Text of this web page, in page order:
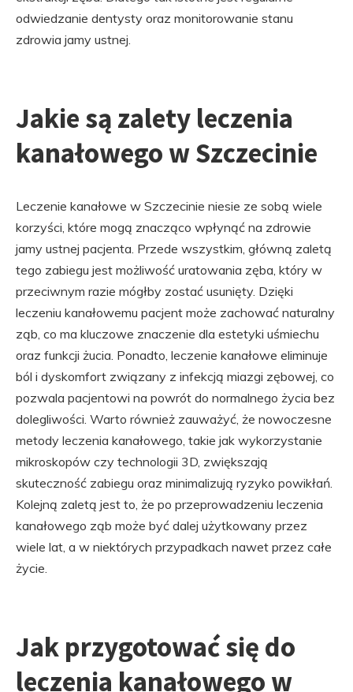
odwiedzanie dentysty oraz monitorowanie stanu
zdrowia jamy ustnej.
Jakie są zalety leczenia
kanałowego w Szczecinie
Leczenie kanałowe w Szczecinie niesie ze sobą wiele
korzyści, które mogą znacząco wpłynąć na zdrowie
jamy ustnej pacjenta. Przede wszystkim, główną zaletą
tego zabiegu jest możliwość uratowania zęba, który w
przeciwnym razie mógłby zostać usunięty. Dzięki
leczeniu kanałowemu pacjent może zachować naturalny
ząb, co ma kluczowe znaczenie dla estetyki uśmiechu
oraz funkcji żucia. Ponadto, leczenie kanałowe eliminuje
ból i dyskomfort związany z infekcją miazgi zębowej, co
pozwala pacjentowi na powrót do normalnego życia bez
dolegliwości. Warto również zauważyć, że nowoczesne
metody leczenia kanałowego, takie jak wykorzystanie
mikroskopów czy technologii 3D, zwiększają
skuteczność zabiegu oraz minimalizują ryzyko powikłań.
Kolejną zaletą jest to, że po przeprowadzeniu leczenia
kanałowego ząb może być dalej użytkowany przez
wiele lat, a w niektórych przypadkach nawet przez całe
życie.
Jak przygotować się do
leczenia kanałowego w